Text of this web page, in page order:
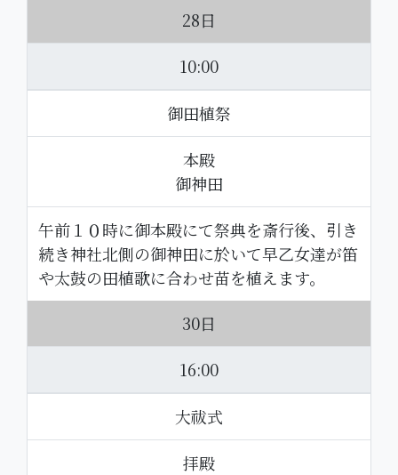
28日
10:00
御田植祭
本殿
御神田
午前１０時に御本殿にて祭典を斎行後、引き
続き神社北側の御神田に於いて早乙女達が笛
や太鼓の田植歌に合わせ苗を植えます。
30日
16:00
大祓式
拝殿